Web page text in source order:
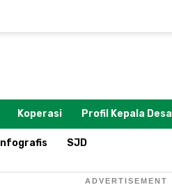
Koperasi Profil Kepala Desa
Infografis SJD
ADVERTISEMENT